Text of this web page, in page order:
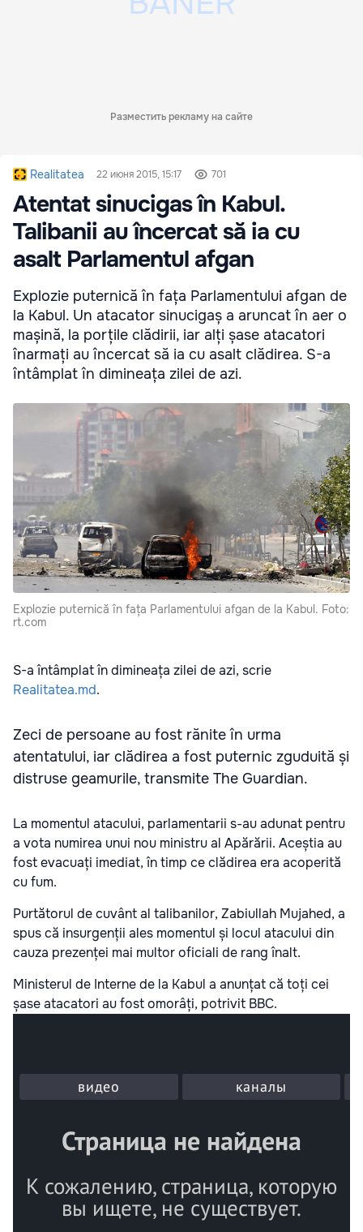
Разместить рекламу на сайте
Realitatea 22 июня 2015, 15:17 701
Atentat sinucigas în Kabul.
Talibanii au încercat să ia cu
asalt Parlamentul afgan
Explozie puternică în fața Parlamentului afgan de
la Kabul. Un atacator sinucigaș a aruncat în aer o
mașină, la porțile clădirii, iar alți șase atacatori
înarmați au încercat să ia cu asalt clădirea. S-a
întâmplat în dimineața zilei de azi.
Explozie puternică în fața Parlamentului afgan de la Kabul. Foto:
rt.com
S-a întâmplat în dimineața zilei de azi, scrie
Realitatea.md.
Zeci de persoane au fost rănite în urma
atentatului, iar clădirea a fost puternic zguduită și
distruse geamurile, transmite The Guardian.
La momentul atacului, parlamentarii s-au adunat pentru
a vota numirea unui nou ministru al Apărării. Aceștia au
fost evacuați imediat, în timp ce clădirea era acoperită
cu fum.
Purtătorul de cuvânt al talibanilor, Zabiullah Mujahed, a
spus că insurgenții ales momentul și locul atacului din
cauza prezenței mai multor oficiali de rang înalt.
Ministerul de Interne de la Kabul a anunțat că toți cei
șase atacatori au fost omorâți, potrivit BBC.